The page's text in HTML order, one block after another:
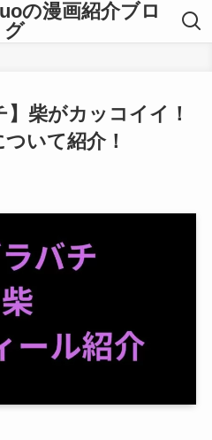
の漫画紹介ブロ
グ
】柴がカッコイイ！
いて紹介！